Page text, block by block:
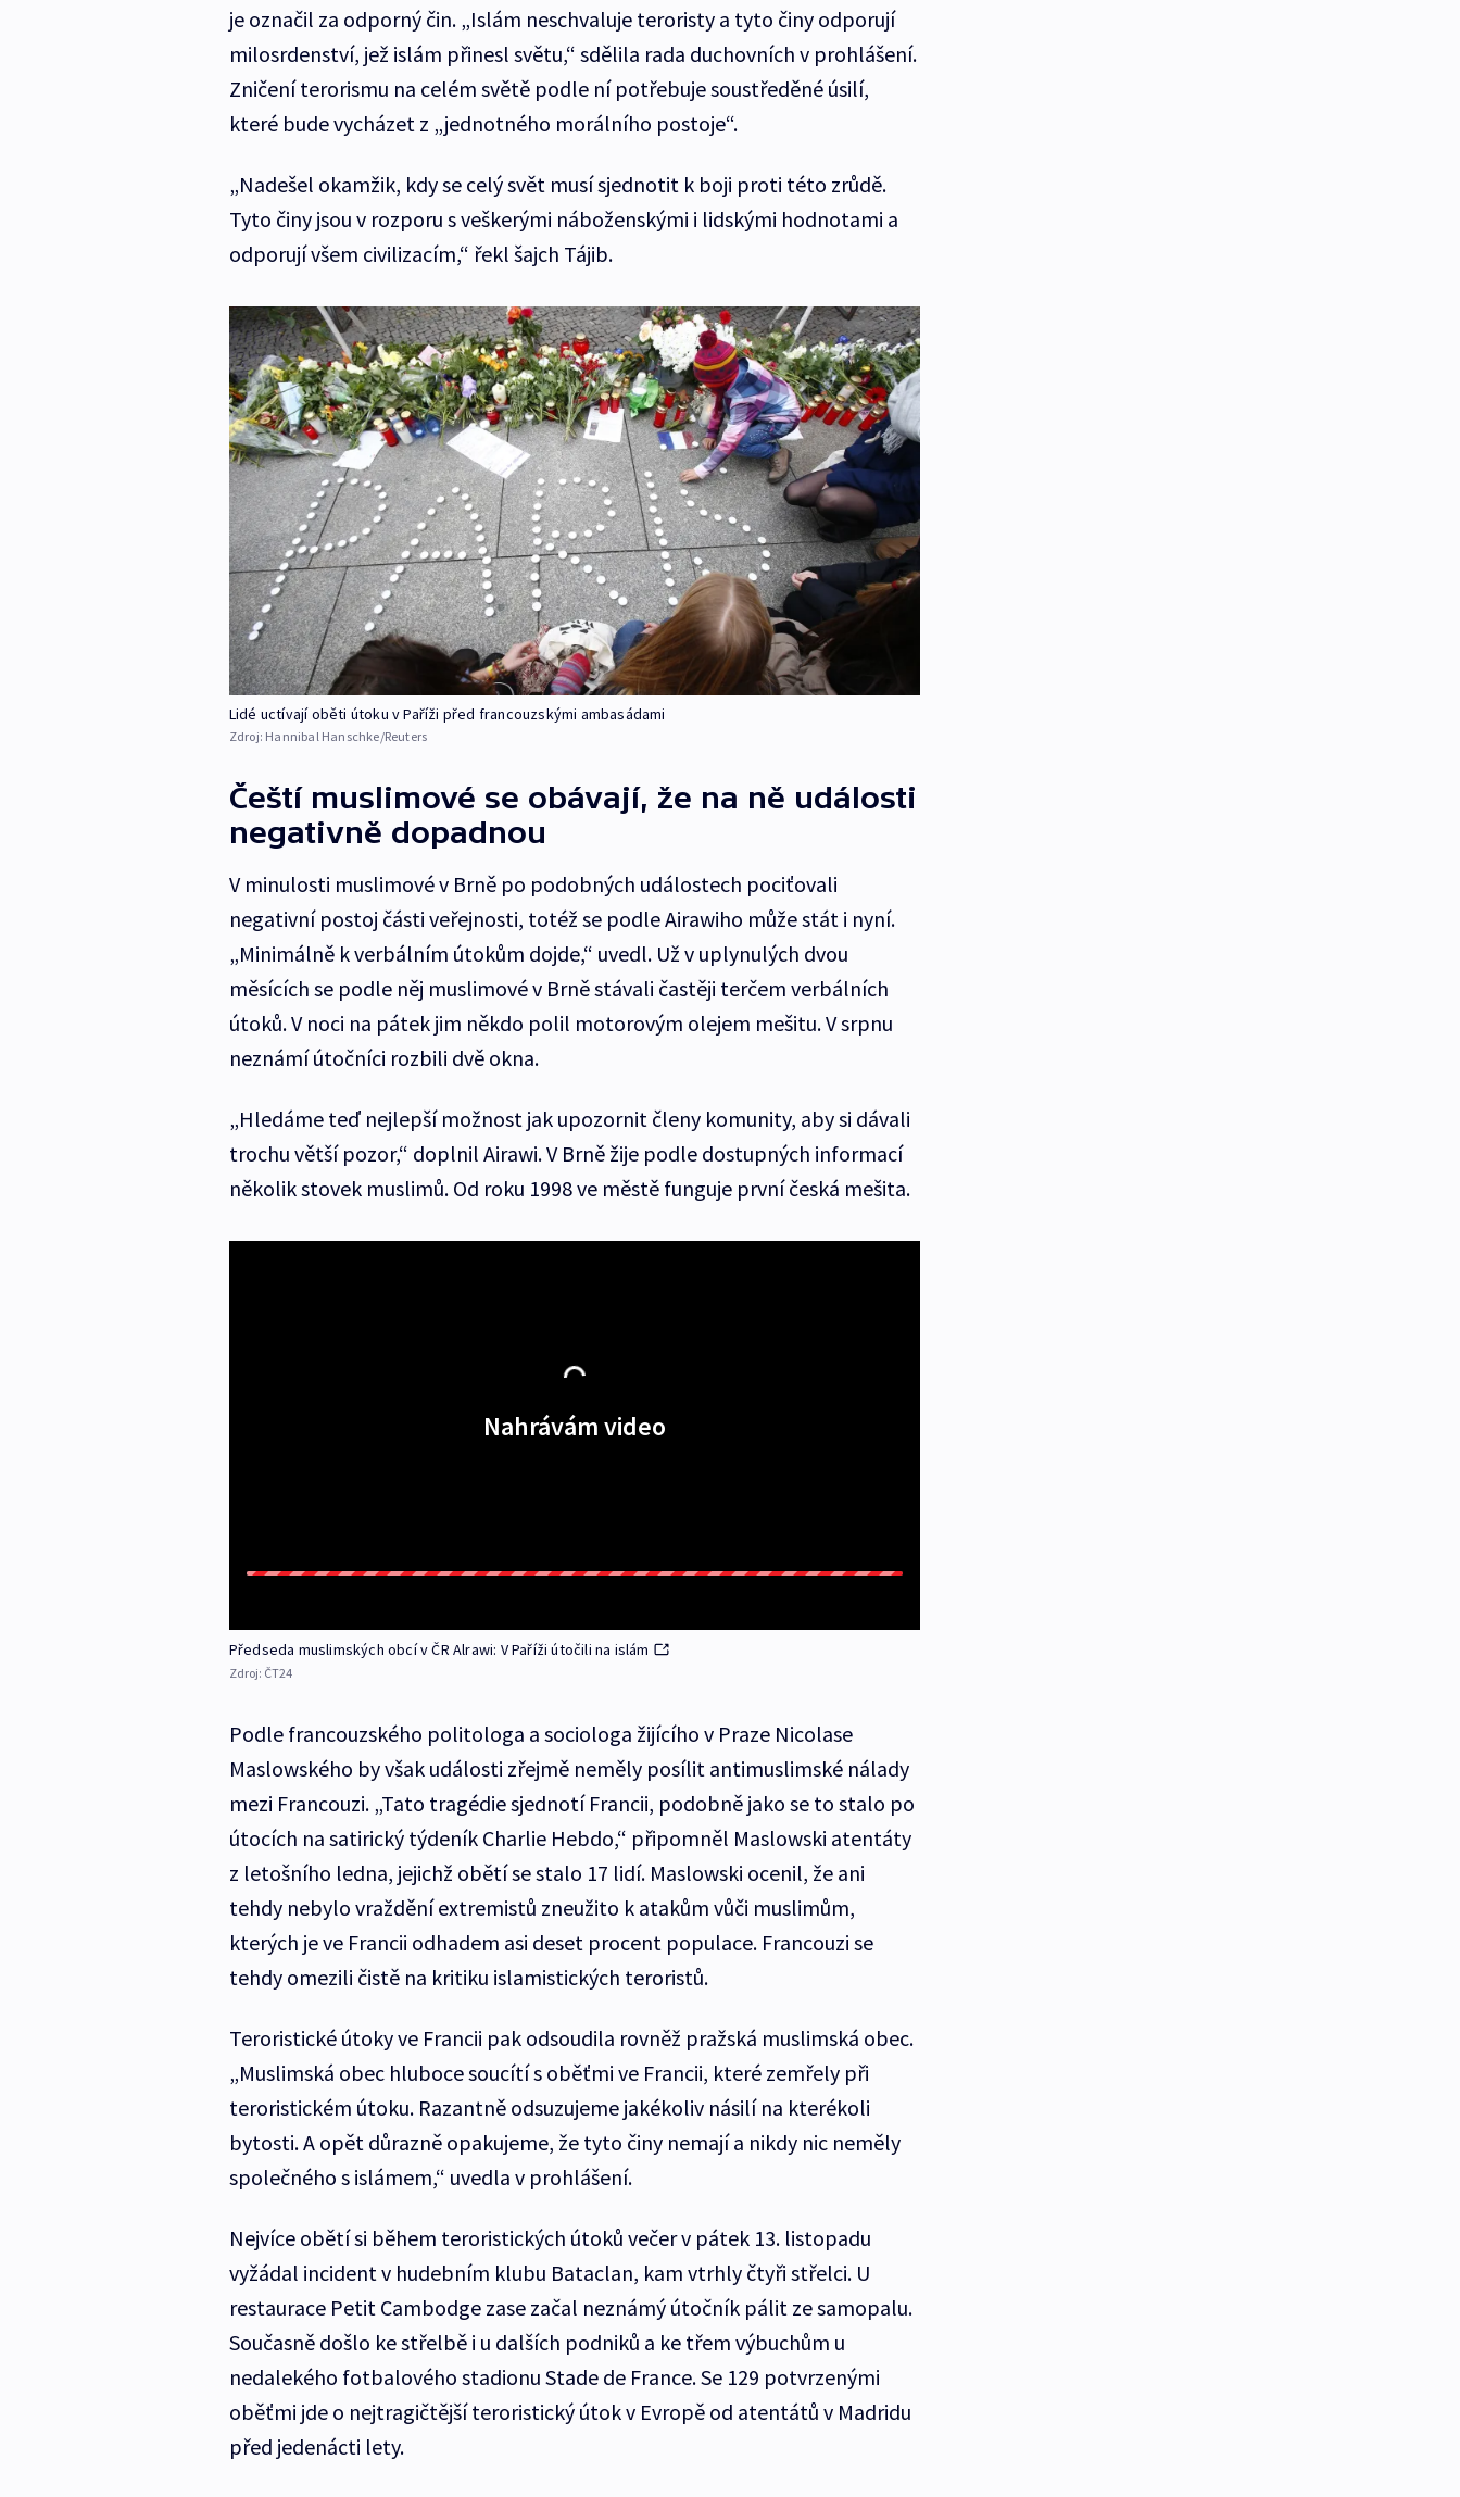
je označil za odporný čin. „Islám neschvaluje teroristy a tyto činy odporují
milosrdenství, jež islám přinesl světu,“ sdělila rada duchovních v prohlášení.
Zničení terorismu na celém světě podle ní potřebuje soustředěné úsilí,
které bude vycházet z „jednotného morálního postoje“.
„Nadešel okamžik, kdy se celý svět musí sjednotit k boji proti této zrůdě.
Tyto činy jsou v rozporu s veškerými náboženskými i lidskými hodnotami a
odporují všem civilizacím,“ řekl šajch Tájib.
Lidé uctívají oběti útoku v Paříži před francouzskými ambasádami
Zdroj: Hannibal Hanschke/Reuters
Čeští muslimové se obávají, že na ně události
negativně dopadnou
V minulosti muslimové v Brně po podobných událostech pociťovali
negativní postoj části veřejnosti, totéž se podle Airawiho může stát i nyní.
„Minimálně k verbálním útokům dojde,“ uvedl. Už v uplynulých dvou
měsících se podle něj muslimové v Brně stávali častěji terčem verbálních
útoků. V noci na pátek jim někdo polil motorovým olejem mešitu. V srpnu
neznámí útočníci rozbili dvě okna.
„Hledáme teď nejlepší možnost jak upozornit členy komunity, aby si dávali
trochu větší pozor,“ doplnil Airawi. V Brně žije podle dostupných informací
několik stovek muslimů. Od roku 1998 ve městě funguje první česká mešita.
Nahrávám video
Předseda muslimských obcí v ČR Alrawi: V Paříži útočili na islám
Zdroj: ČT24
Podle francouzského politologa a sociologa žijícího v Praze Nicolase
Maslowského by však události zřejmě neměly posílit antimuslimské nálady
mezi Francouzi. „Tato tragédie sjednotí Francii, podobně jako se to stalo po
útocích na satirický týdeník Charlie Hebdo,“ připomněl Maslowski atentáty
z letošního ledna, jejichž obětí se stalo 17 lidí. Maslowski ocenil, že ani
tehdy nebylo vraždění extremistů zneužito k atakům vůči muslimům,
kterých je ve Francii odhadem asi deset procent populace. Francouzi se
tehdy omezili čistě na kritiku islamistických teroristů.
Teroristické útoky ve Francii pak odsoudila rovněž pražská muslimská obec.
„Muslimská obec hluboce soucítí s oběťmi ve Francii, které zemřely při
teroristickém útoku. Razantně odsuzujeme jakékoliv násilí na kterékoli
bytosti. A opět důrazně opakujeme, že tyto činy nemají a nikdy nic neměly
společného s islámem,“ uvedla v prohlášení.
Nejvíce obětí si během teroristických útoků večer v pátek 13. listopadu
vyžádal incident v hudebním klubu Bataclan, kam vtrhly čtyři střelci. U
restaurace Petit Cambodge zase začal neznámý útočník pálit ze samopalu.
Současně došlo ke střelbě i u dalších podniků a ke třem výbuchům u
nedalekého fotbalového stadionu Stade de France. Se 129 potvrzenými
oběťmi jde o nejtragičtější teroristický útok v Evropě od atentátů v Madridu
před jedenácti lety.